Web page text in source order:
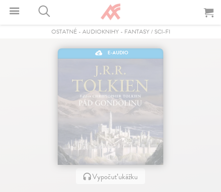
OSTATNÉ- AUDIOKNIHY- FANTASY / SCI-FI
E-AUDIO
Vypočuť ukážku